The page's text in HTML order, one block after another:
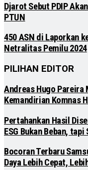
Djarot Sebut PDIP
PTUN
450 ASN di Laporkan
Netralitas Pemilu 2024
PILIHAN EDITOR
Andreas Hugo Pareira
Kemandirian Komnas
Pertahankan Hasil
ESG Bukan Beban,
Bocoran Terbaru
Daya Lebih Cepat,